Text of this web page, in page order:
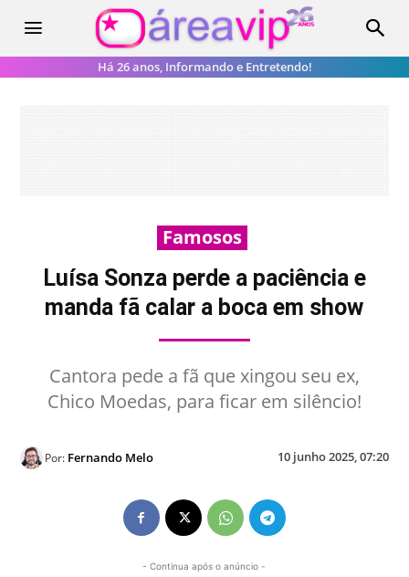
Há 26 anos, Informando e Entretendo!
Famosos
Luísa Sonza perde a paciência e
manda fã calar a boca em show
Cantora pede a fã que xingou seu ex,
Chico Moedas, para ficar em silêncio!
Por: Fernando Melo 10 junho 2025, 07:20
- Continua após o anúncio -